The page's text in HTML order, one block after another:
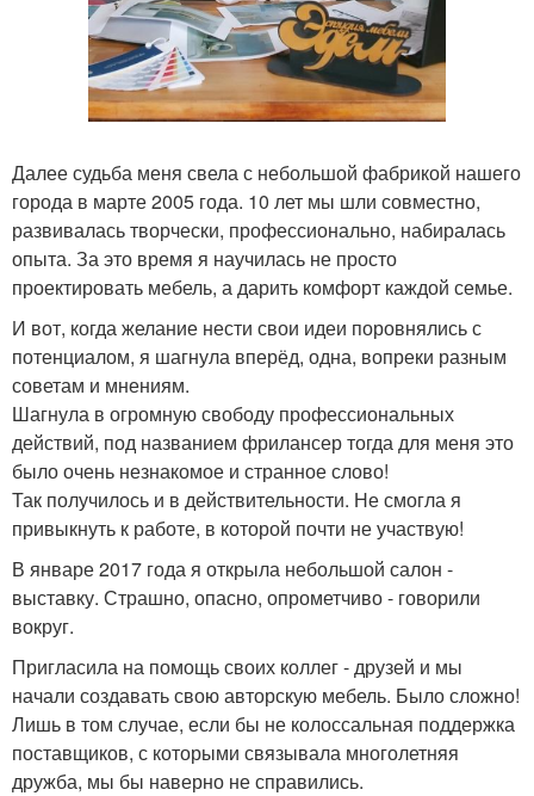
Далее судьба меня свела с небольшой фабрикой нашего
города в марте 2005 года. 10 лет мы шли совместно,
развивалась творчески, профессионально, набиралась
опыта. За это время я научилась не просто
проектировать мебель, а дарить комфорт каждой семье.
И вот, когда желание нести свои идеи поровнялись с
потенциалом, я шагнула вперёд, одна, вопреки разным
советам и мнениям.
Шагнула в огромную свободу профессиональных
действий, под названием фрилансер тогда для меня это
было очень незнакомое и странное слово!
Так получилось и в действительности. Не смогла я
привыкнуть к работе, в которой почти не участвую!
В январе 2017 года я открыла небольшой салон -
выставку. Страшно, опасно, опрометчиво - говорили
вокруг.
Пригласила на помощь своих коллег - друзей и мы
начали создавать свою авторскую мебель. Было сложно!
Лишь в том случае, если бы не колоссальная поддержка
поставщиков, с которыми связывала многолетняя
дружба, мы бы наверно не справились.